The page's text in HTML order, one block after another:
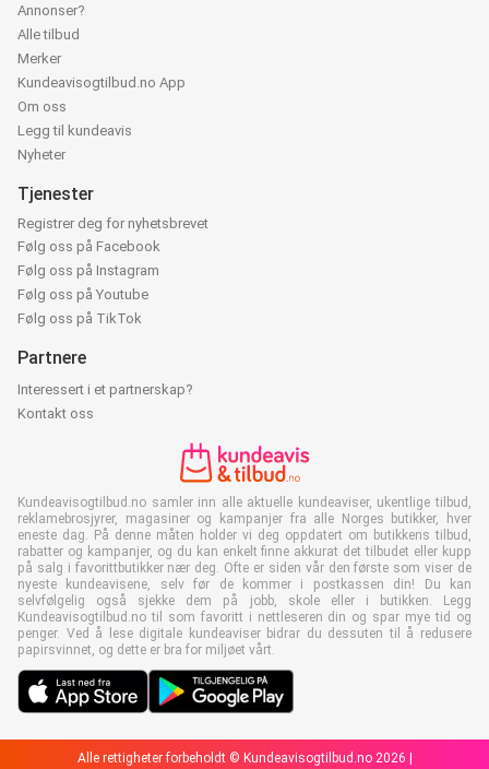
Annonser?
Alle tilbud
Merker
Kundeavisogtilbud.no App
Om oss
Legg til kundeavis
Nyheter
Tjenester
Registrer deg for nyhetsbrevet
Følg oss på Facebook
Følg oss på Instagram
Følg oss på Youtube
Følg oss på TikTok
Partnere
Interessert i et partnerskap?
Kontakt oss
Kundeavisogtilbud.no samler inn alle aktuelle kundeaviser, ukentlige tilbud,
reklamebrosjyrer, magasiner og kampanjer fra alle Norges butikker, hver
eneste dag. På denne måten holder vi deg oppdatert om butikkens tilbud,
rabatter og kampanjer, og du kan enkelt finne akkurat det tilbudet eller kupp
på salg i favorittbutikker nær deg. Ofte er siden vår den første som viser de
nyeste kundeavisene, selv før de kommer i postkassen din! Du kan
selvfølgelig også sjekke dem på jobb, skole eller i butikken. Legg
Kundeavisogtilbud.no til som favoritt i nettleseren din og spar mye tid og
penger. Ved å lese digitale kundeaviser bidrar du dessuten til å redusere
papirsvinnet, og dette er bra for miljøet vårt.
Alle rettigheter forbeholdt © Kundeavisogtilbud.no 2026 |